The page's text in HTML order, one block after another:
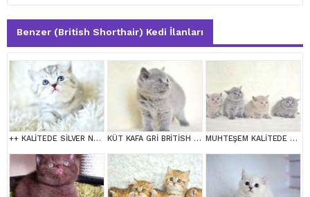
Benzer (British Shorthair) Kedi İlanları
++ KALİTEDE SİLVER NS24 BRİTİSH SHORTHAİR KÜT KAFA GRİ BRİTİSH SHORTHAİR MUHTEŞEM KALİTEDE BRİTİSH SHORTHAİR YAVRULARIMIZ